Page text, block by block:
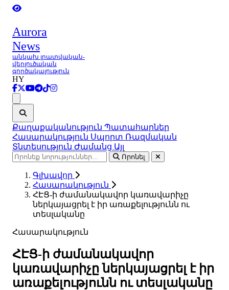
Aurora
News
անկախ լրատվական-
վերլուծական
գործակալություն
HY
Քաղաքականություն Պատահարներ
Հասարակություն Սպորտ Ռազմական
Տնտեսություն Ժամանց Այլ
Որոնել
Գլխավոր
Հասարակություն
ՀԷՑ-ի ժամանակավոր կառավարիչը
ներկայացրել է իր առաքելությունն ու
տեսլականը
Հասարակություն
ՀԷՑ-ի ժամանակավոր
կառավարիչը ներկայացրել է իր
առաքելությունն ու տեսլականը